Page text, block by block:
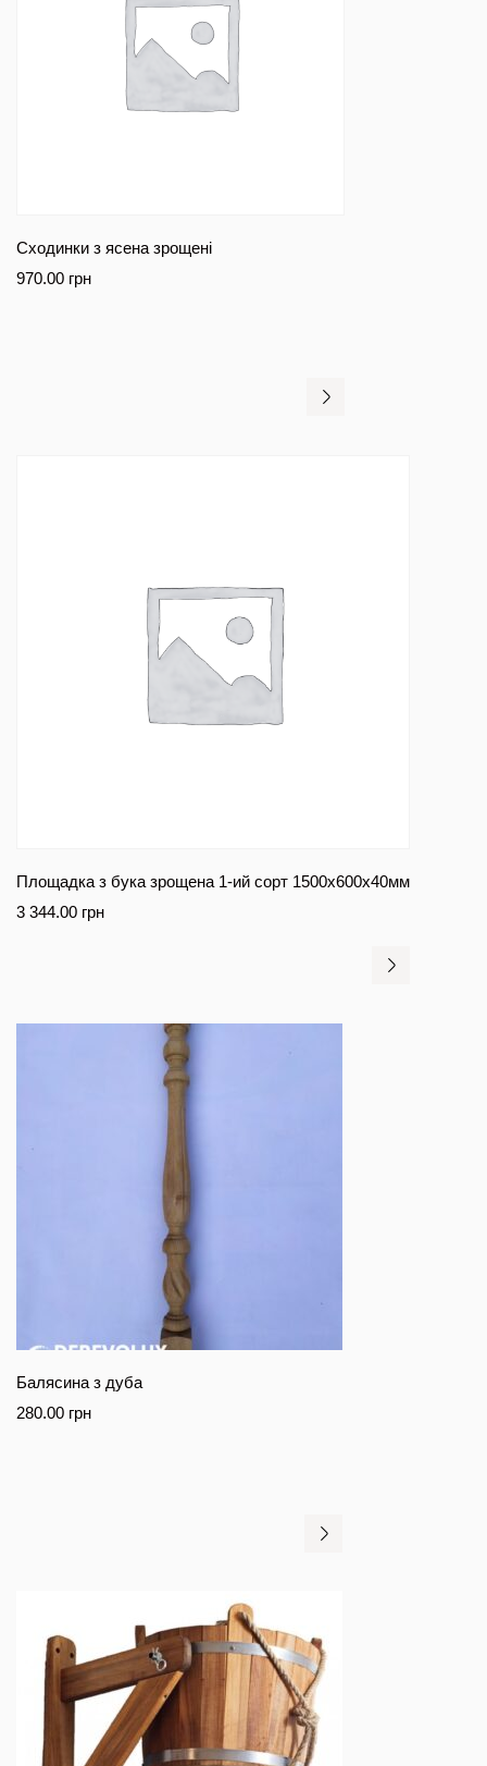
Сходинки з ясена зрощені
970.00 грн
Площадка з бука зрощена 1-ий сорт 1500х600х40мм
3 344.00 грн
Балясина з дуба
280.00 грн